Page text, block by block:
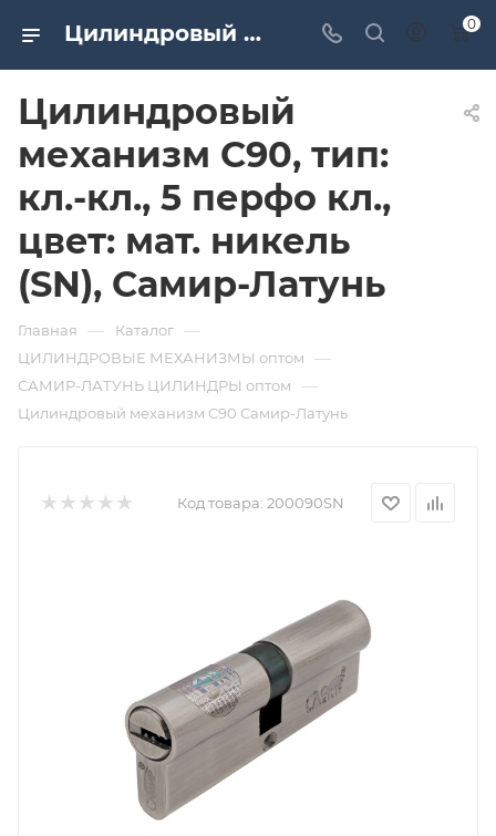
Цилиндровый механизм C90, тип: кл.-кл., 5 перфо кл., цвет: мат. никель (SN), Самир-Латунь. Дверная и мебельная фурнитура САМИР-КИЛИТ | Оптовые поставки 0
Цилиндровый
механизм C90, тип:
кл.-кл., 5 перфо кл.,
цвет: мат. никель
(SN), Самир-Латунь
Главная — Каталог —
ЦИЛИНДРОВЫЕ МЕХАНИЗМЫ оптом —
САМИР-ЛАТУНЬ ЦИЛИНДРЫ оптом —
Цилиндровый механизм C90 Самир-Латунь
Код товара: 200090SN